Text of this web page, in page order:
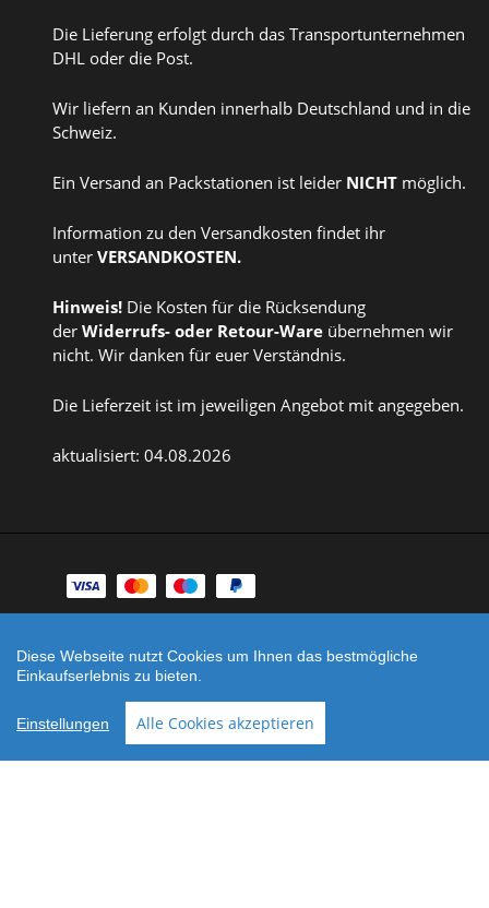
Die Lieferung erfolgt durch das Transportunternehmen
DHL oder die Post.
Wir liefern an Kunden innerhalb Deutschland und in die
Schweiz.
Ein Versand an Packstationen ist leider NICHT möglich.
Information zu den Versandkosten findet ihr
unter VERSANDKOSTEN.
Hinweis! Die Kosten für die Rücksendung
der Widerrufs- oder Retour-Ware übernehmen wir
nicht. Wir danken für euer Verständnis.
Die Lieferzeit ist im jeweiligen Angebot mit angegeben.
aktualisiert: 04.08.2026
Zahlungsarten
Shop erstellt mit
VersaCommerce.
lokal.de
Diese Webseite nutzt Cookies um Ihnen das bestmögliche
Einkaufserlebnis zu bieten.
Einstellungen Alle Cookies akzeptieren